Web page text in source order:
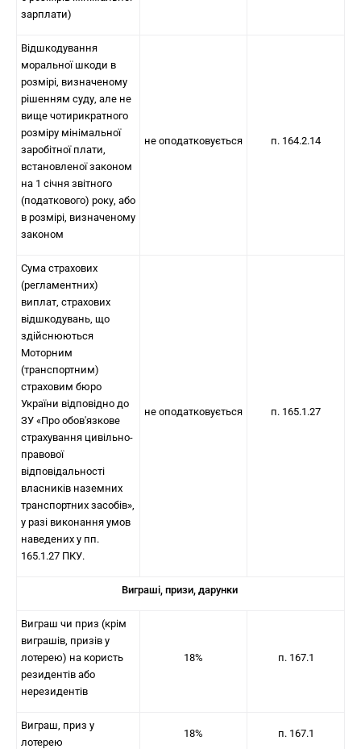
зарплати)
Відшкодування
моральної шкоди в
розмірі, визначеному
рішенням суду, але не
вище чотирикратного
розміру мінімальної
заробітної плати,
встановленої законом
на 1 січня звітного
(податкового) року, або
в розмірі, визначеному
законом
не оподатковується п. 164.2.14
Сума страхових
(регламентних)
виплат, страхових
відшкодувань, що
здійснюються
Моторним
(транспортним)
страховим бюро
України відповідно до
ЗУ «Про обов'язкове
страхування цивільно-
правової
відповідальності
власників наземних
транспортних засобів»,
у разі виконання умов
наведених у пп.
165.1.27 ПКУ.
не оподатковується п. 165.1.27
Виграші, призи, дарунки
Виграш чи приз (крім
виграшів, призів у
лотерею) на користь
резидентів або
нерезидентів
18% п. 167.1
Виграш, приз у
лотерею
18% п. 167.1